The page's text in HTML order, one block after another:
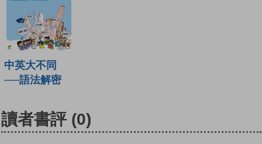
中英大不同
──語法解密
讀者書評 (0)